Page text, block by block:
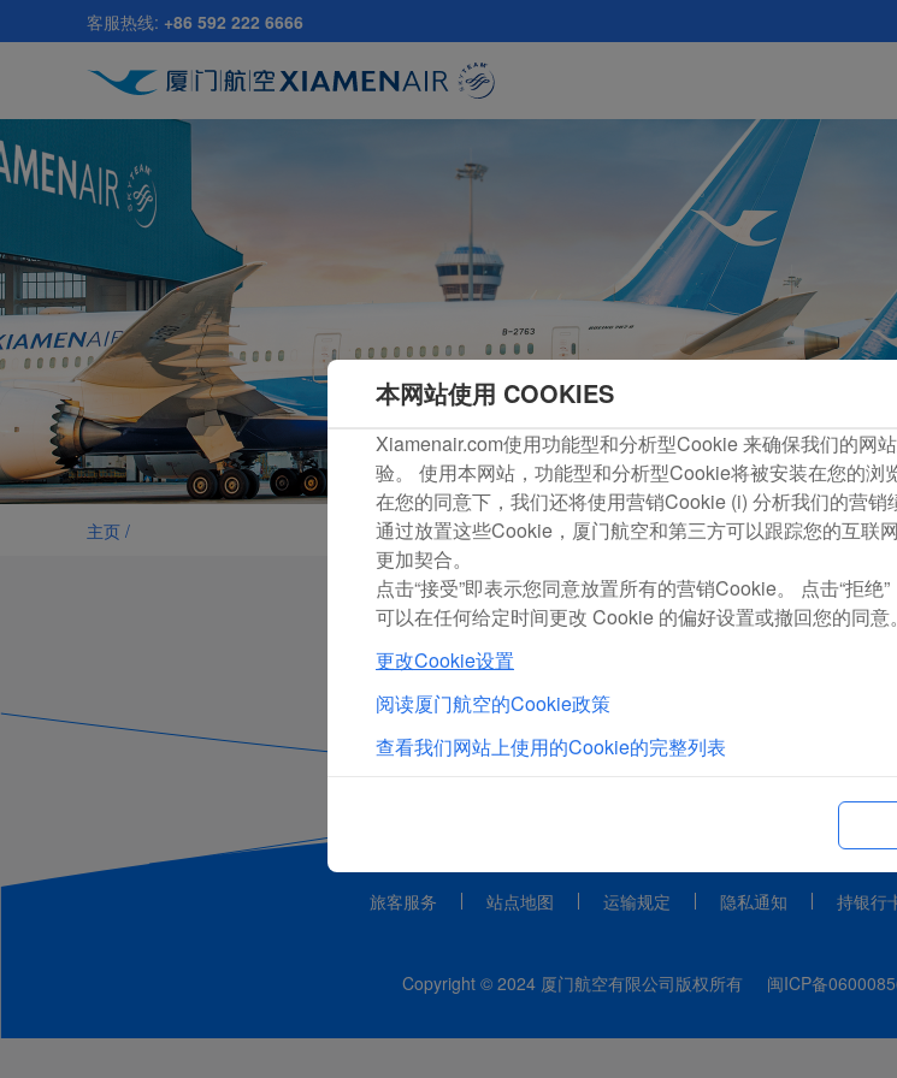
至
内
容
客服热线: +86 592 222 6666
主页 /
旅客服务 站点地图 运输规定 隐私通知 持银行
Copyright © 2024 厦门航空有限公司版权所有 闽ICP备
本网站使用 COOKIES
Xiamenair.com使用功能型和分析型Cookie 来确保我们的网
验。 使用本网站，功能型和分析型Cookie将被安装在您的浏
在您的同意下，我们还将使用营销Cookie (i) 分析我们的营销
通过放置这些Cookie，厦门航空和第三方可以跟踪您的互联
更加契合。
点击“接受”即表示您同意放置所有的营销Cookie。 点击“拒
可以在任何给定时间更改 Cookie 的偏好设置或撤回您的同意。
更改Cookie设置
阅读厦门航空的Cookie政策
查看我们网站上使用的Cookie的完整列表